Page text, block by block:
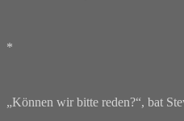
*
„Können wir bitte reden?“, bat